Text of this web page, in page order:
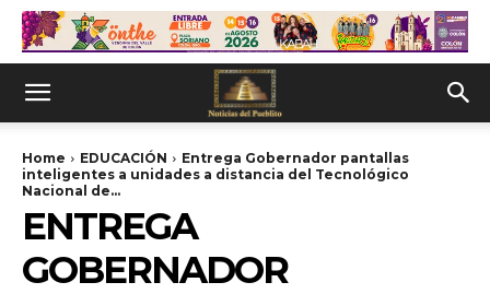
Home EDUCACIÓN
Entrega Gobernador pantallas
inteligentes a unidades a distancia del Tecnológico
Nacional de...
ENTREGA
GOBERNADOR